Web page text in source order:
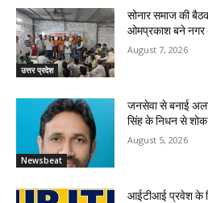
उत्तर प्रदेश
सोनार समाज की
ओमप्रकाश बने नगर
August 7, 2026
Newsbeat
जनसेवा से बनाई
सिंह के निधन से
August 5, 2026
आईटीआई प्रवेश के